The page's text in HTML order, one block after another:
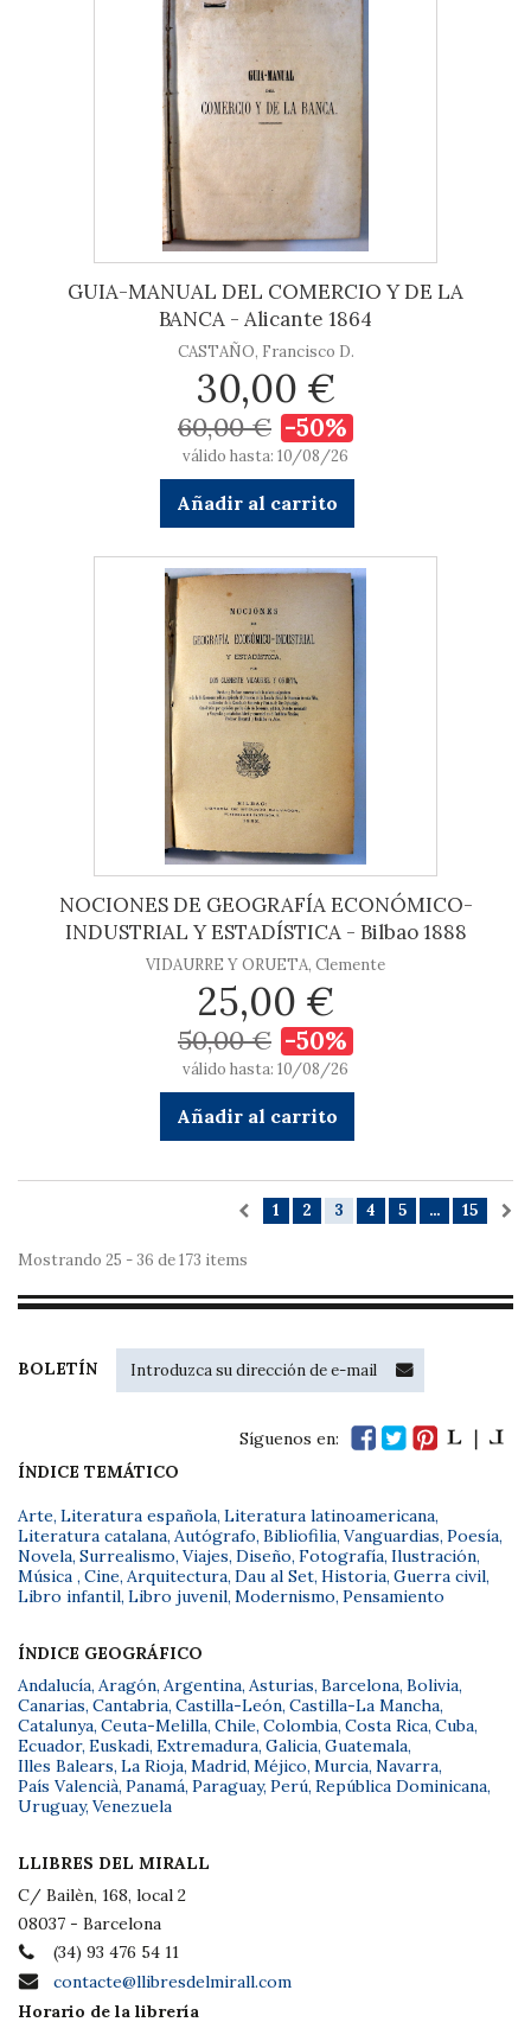
GUIA-MANUAL DEL COMERCIO Y DE LA
BANCA - Alicante 1864
CASTAÑO, Francisco D.
30,00 €
60,00 € -50%
válido hasta: 10/08/26
Añadir al carrito
NOCIONES DE GEOGRAFÍA ECONÓMICO-
INDUSTRIAL Y ESTADÍSTICA - Bilbao 1888
VIDAURRE Y ORUETA, Clemente
25,00 €
50,00 € -50%
válido hasta: 10/08/26
Añadir al carrito
1 2 3 4 5 ... 15
Mostrando 25 - 36 de 173 items
BOLETÍN
Síguenos en:
ÍNDICE TEMÁTICO
Arte, Literatura española, Literatura latinoamericana,
Literatura catalana, Autógrafo, Bibliofilia, Vanguardias, Poesía,
Novela, Surrealismo, Viajes, Diseño, Fotografía, Ilustración,
Música , Cine, Arquitectura, Dau al Set, Historia, Guerra civil,
Libro infantil, Libro juvenil, Modernismo, Pensamiento
ÍNDICE GEOGRÁFICO
Andalucía, Aragón, Argentina, Asturias, Barcelona, Bolivia,
Canarias, Cantabria, Castilla-León, Castilla-La Mancha,
Catalunya, Ceuta-Melilla, Chile, Colombia, Costa Rica, Cuba,
Ecuador, Euskadi, Extremadura, Galicia, Guatemala,
Illes Balears, La Rioja, Madrid, Méjico, Murcia, Navarra,
País Valencià, Panamá, Paraguay, Perú, República Dominicana,
Uruguay, Venezuela
LLIBRES DEL MIRALL
C/ Bailèn, 168, local 2
08037 - Barcelona
(34) 93 476 54 11
contacte@llibresdelmirall.com
Horario de la librería